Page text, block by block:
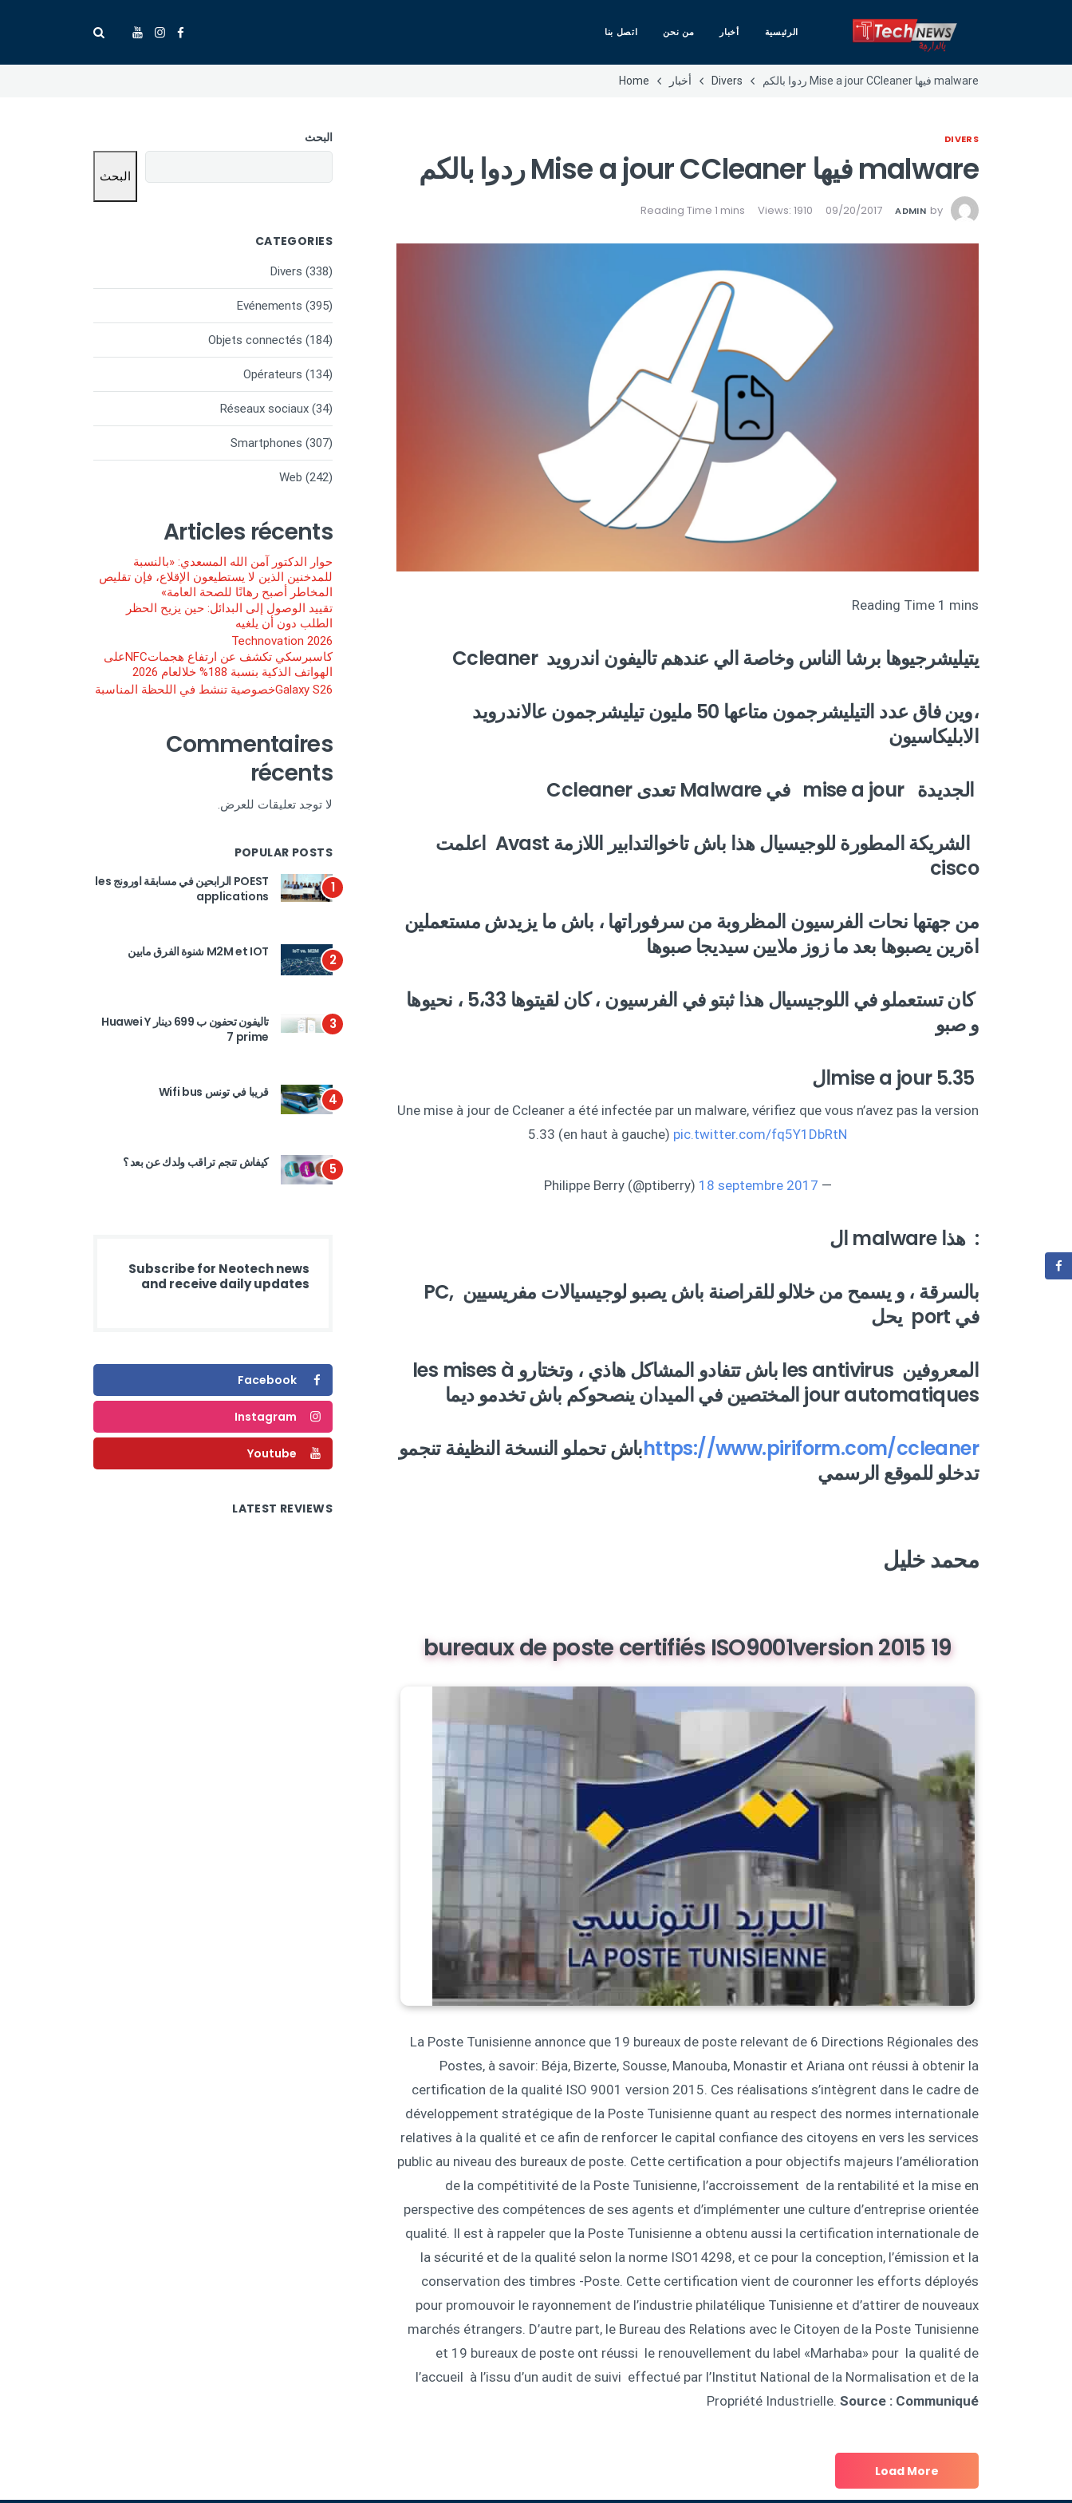
الرئيسية أخبار من نحن اتصل بنا
malware فيها Mise a jour CCleaner ردوا بالكم Divers أخبار Home
DIVERS
malware فيها Mise a jour CCleaner ردوا بالكم
by
ADMIN
09/20/2017
Views: 1910
يتيليشرجيوها برشا الناس وخاصة الي عندهم تاليفون اندرويد Ccleaner
،وين فاق عدد التيليشرجمون متاعها 50 مليون تيليشرجمون عالاندرويد
الابليكاسيون
الجديدة mise a jour في Malware تعدى Ccleaner
الشريكة المطورة للوجيسيال هذا باش تاخوالتدابير اللازمة Avast اعلمت
cisco
من جهتها نحات الفرسيون المظروبة من سرفوراتها ، باش ما يزيدش مستعملين
اةرين يصبوها بعد ما زوز ملايين سيديجا صبوها
كان تستعملو في اللوجيسيال هذا ثبتو في الفرسيون ، كان لقيتوها 5،33 ، نحيوها
و صبو
Une mise à jour de Ccleaner a été infectée par un malware, vérifiez que vous n’avez pas la version
5.33 (en haut à gauche) pic.twitter.com/fq5Y1DbRtN
— Philippe Berry (@ptiberry)
18 septembre 2017
: هذا malware ال
في port يحل
المعروفين les antivirus باش تتفادو المشاكل هاذي ، وتختارو les mises à
jour automatiques المختصين في الميدان ينصحوكم باش تخدمو ديما
https://www.piriform.com/ccleanerباش تحملو النسخة النظيفة تنجمو
تدخلو للموقع الرسمي
محمد خليل
19 bureaux de poste certifiés ISO9001version 2015
La Poste Tunisienne annonce que 19 bureaux de poste relevant de 6 Directions Régionales des
Postes, à savoir: Béja, Bizerte, Sousse, Manouba, Monastir et Ariana ont réussi à obtenir la
certification de la qualité ISO 9001 version 2015. Ces réalisations s’intègrent dans le cadre de
développement stratégique de la Poste Tunisienne quant au respect des normes internationale
relatives à la qualité et ce afin de renforcer le capital confiance des citoyens en vers les services
public au niveau des bureaux de poste. Cette certification a pour objectifs majeurs l’amélioration
de la compétitivité de la Poste Tunisienne, l’accroissement de la rentabilité et la mise en
perspective des compétences de ses agents et d’implémenter une culture d’entreprise orientée
qualité. Il est à rappeler que la Poste Tunisienne a obtenu aussi la certification internationale de
la sécurité et de la qualité selon la norme ISO14298, et ce pour la conception, l’émission et la
conservation des timbres -Poste. Cette certification vient de couronner les efforts déployés
pour promouvoir le rayonnement de l’industrie philatélique Tunisienne et d’attirer de nouveaux
marchés étrangers. D’autre part, le Bureau des Relations avec le Citoyen de la Poste Tunisienne
et 19 bureaux de poste ont réussi le renouvellement du label «Marhaba» pour la qualité de
l’accueil à l’issu d’un audit de suivi effectué par l’Institut National de la Normalisation et de la
Propriété Industrielle. Source : Communiqué
Load More
البحث
البحث
CATEGORIES
Divers (338)
Evénements (395)
Objets connectés (184)
Opérateurs (134)
Réseaux sociaux (34)
Smartphones (307)
Web (242)
Articles récents
حوار الدكتور آمن الله المسعدي: «بالنسبة
للمدخنين الذين لا يستطيعون الإقلاع، فإن تقليص
المخاطر أصبح رهانًا للصحة العامة»
تقييد الوصول إلى البدائل: حين يزيح الحظر
الطلب دون أن يلغيه
Technovation 2026
كاسبرسكي تكشف عن ارتفاع هجماتNFCعلى
الهواتف الذكية بنسبة 188% خلالعام 2026
Galaxy S26خصوصية تنشط في اللحظة المناسبة
Commentaires
récents
لا توجد تعليقات للعرض.
POPULAR POSTS
1
POEST الرابحين في مسابقة اورونج les
applications
2 M2M et IOT شنوة الفرق مابين
3
تاليفون تحفون ب 699 دينار Huawei Y
7 prime
4 قريبا في تونس Wifi bus
5 كيفاش تنجم تراقب ولدك عن بعد ؟
Subscribe for Neotech news
and receive daily updates
Facebook
Instagram
Youtube
LATEST REVIEWS